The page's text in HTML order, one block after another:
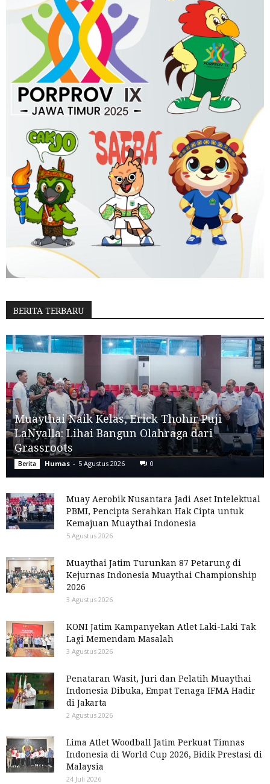
BERITA TERBARU
Muaythai Naik Kelas, Erick Thohir Puji
LaNyalla: Lihai Bangun Olahraga dari
Grassroots
Berita Humas - 5 Agustus 2026 0
Muay Aerobik Nusantara Jadi Aset Intelektual
PBMI, Pencipta Serahkan Hak Cipta untuk
Kemajuan Muaythai Indonesia
5 Agustus 2026
Muaythai Jatim Turunkan 87 Petarung di
Kejurnas Indonesia Muaythai Championship
2026
3 Agustus 2026
KONI Jatim Kampanyekan Atlet Laki-Laki Tak
Lagi Memendam Masalah
3 Agustus 2026
Penataran Wasit, Juri dan Pelatih Muaythai
Indonesia Dibuka, Empat Tenaga IFMA Hadir
di Jakarta
2 Agustus 2026
Lima Atlet Woodball Jatim Perkuat Timnas
Indonesia di World Cup 2026, Bidik Prestasi di
Malaysia
24 Juli 2026